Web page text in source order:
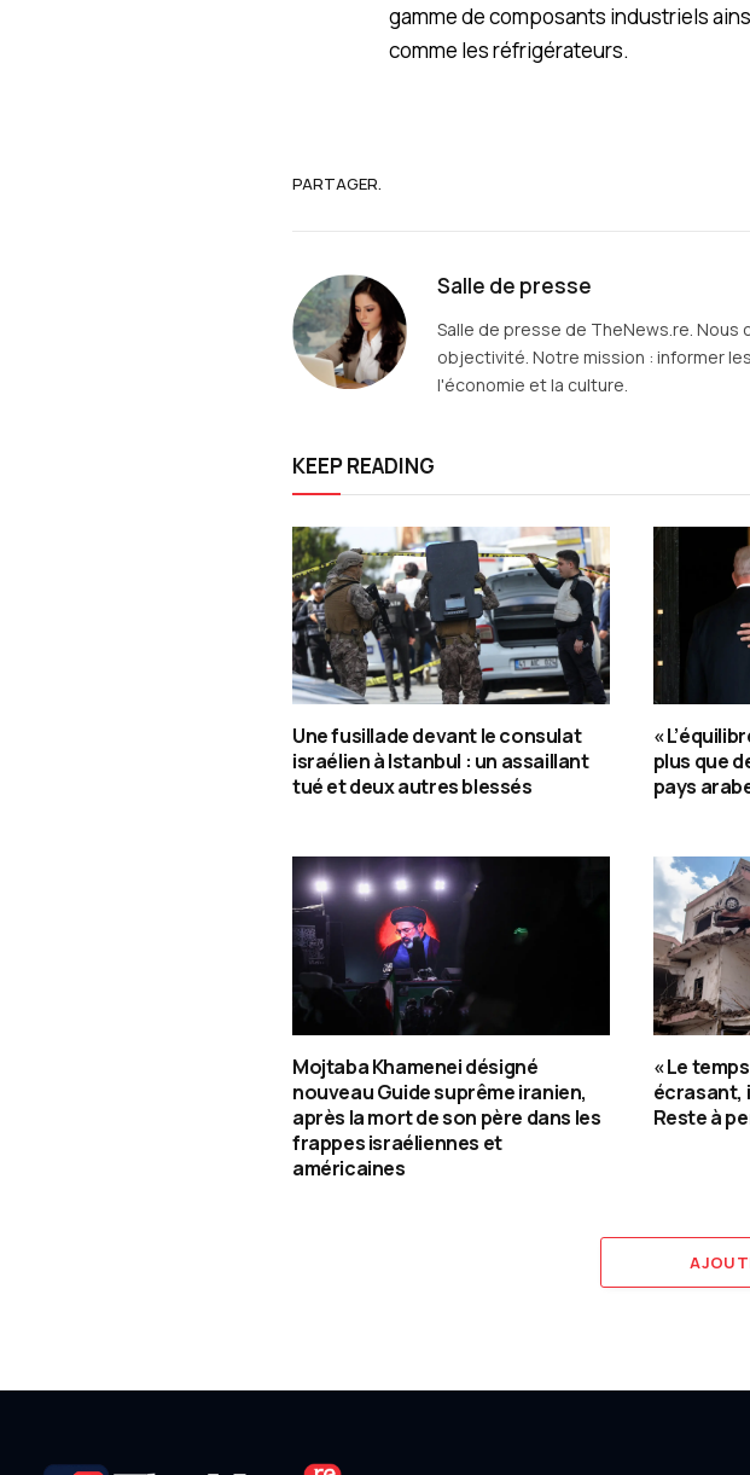
gamme de composants industriels
comme les réfrigérateurs.
PARTAGER.
Salle de presse
Salle de presse de TheNews.re.
objectivité. Notre mission : informer
l'économie et la culture.
KEEP READING
Une fusillade devant le consulat
israélien à Istanbul : un assaillant
tué et deux autres blessés
«
plus que
pays
Mojtaba Khamenei désigné
nouveau Guide suprême iranien,
après la mort de son père dans les
frappes israéliennes et
américaines
« Le
écrasant,
Reste à